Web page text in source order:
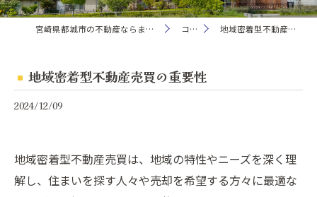
宮崎県都城市の不動産ならまるさ住宅株式会社 コラム 地域密着型不動産売買の重要性
地域密着型不動産売買の重要性
2024/12/09
地域密着型不動産売買は、地域の特性やニーズを深く理
解し、住まいを探す人々や売却を希望する方々に最適な